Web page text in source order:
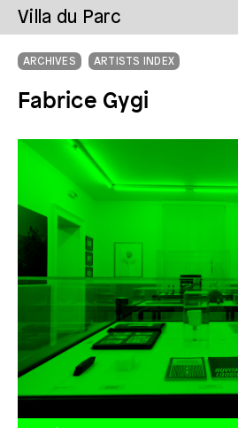
Villa du Parc
ARCHIVES ARTISTS INDEX
Fabrice Gygi